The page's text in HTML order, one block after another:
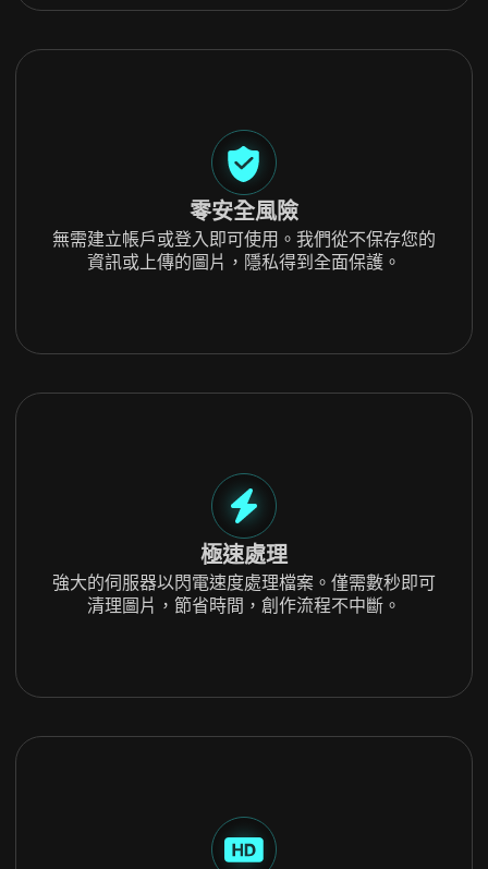
零安全風險
無需建立帳戶或登入即可使用。我們從不保存您的
資訊或上傳的圖片，隱私得到全面保護。
極速處理
強大的伺服器以閃電速度處理檔案。僅需數秒即可
清理圖片，節省時間，創作流程不中斷。